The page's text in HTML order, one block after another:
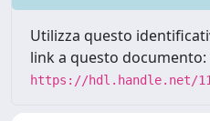
Utilizza questo
link a questo documento:
https://hdl.handle.net/